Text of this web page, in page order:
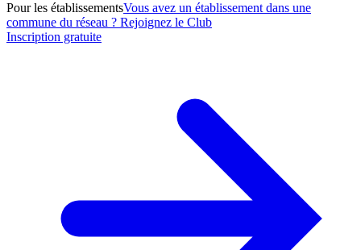
Pour les établissementsVous avez un établissement dans une
commune du réseau ? Rejoignez le Club
Inscription gratuite